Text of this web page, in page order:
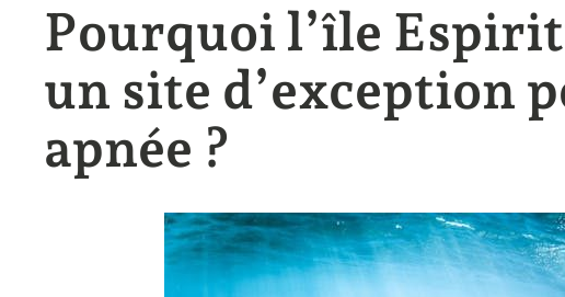
Pourquoi l’île
un site d’exception
apnée ?